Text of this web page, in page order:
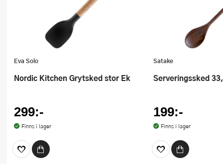
Eva Solo
Nordic Kitchen Grytsked stor Ek
299:-
Finns i lager
Satake
Serveringssked
199:-
Finns i lager